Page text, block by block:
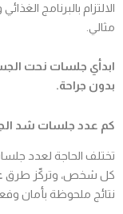
الالتزام بالبرنامج
مثالي.
ابدأي جلسات نحت
بدون جراحة.
كم عدد جلسات شد
تختلف الحاجة لعدد
كل شخص، وتركّز طرق
نتائج ملحوظة بأمان